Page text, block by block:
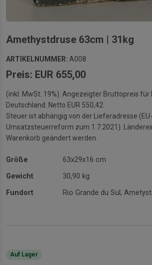
Amethystdruse 63cm | 31kg
ARTIKELNUMMER: A008
Preis: EUR 655,00
(inkl. MwSt. 19%). Angezeigter Bruttopreis für
Deutschland. Netto EUR 550,42.
Steuer ist abhängig von der Lieferadresse (EU-
Umsatzsteuerreform zum 1.7.2021).
Warenkorb geändert werden.
Größe
63x29x16 cm
Gewicht
30,90 kg
Fundort
Rio Grande du Sul,
Auf Lager